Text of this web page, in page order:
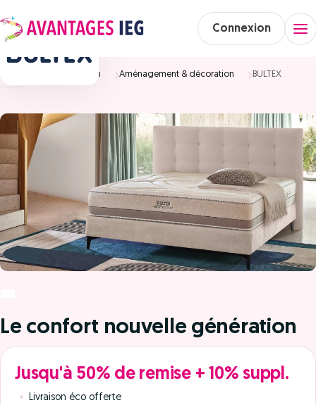
Connexion
Maison Aménagement & décoration BULTEX
Le confort nouvelle génération
Jusqu'à 50% de remise + 10% suppl.
Livraison éco offerte